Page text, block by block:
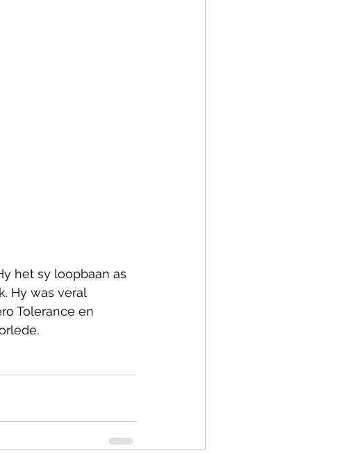
het sy loopbaan as
Hy was veral
Tolerance en